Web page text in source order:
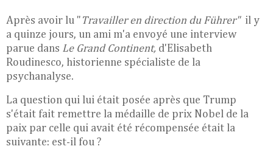
Après avoir lu " Travailler en direction du Führer" il y
a quinze jours, un ami m'a envoyé une interview
parue dans Le Grand Continent, d'Elisabeth
Roudinesco, historienne spécialiste de la
psychanalyse.
La question qui lui était posée après que Trump
s'était fait remettre la médaille de prix Nobel de la
paix par celle qui avait été récompensée était la
suivante: est-il fou ?